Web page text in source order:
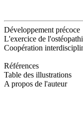
Développement précoce
L'exercice de
Coopération
Références
Table des illustrations
A propos de l'auteur